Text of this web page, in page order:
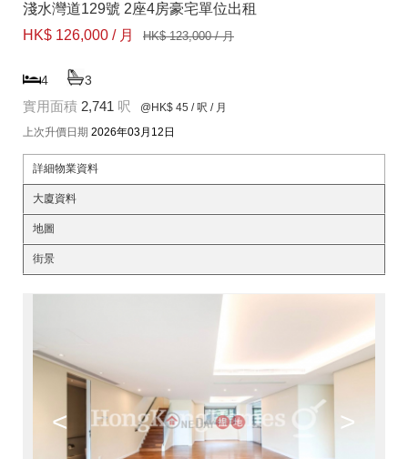
淺水灣道129號 2座4房豪宅單位出租
HK$ 126,000 / 月
HK$ 123,000 / 月
4 3
實用面積 2,741 呎 @HK$ 45 / 呎 / 月
上次升價日期 2026年03月12日
詳細物業資料
大廈資料
地圖
街景
< >